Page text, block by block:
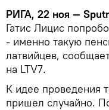
РИГА, 22 ноя —
Гатис Лицис
- именно такую
латвийцев,
на LTV7.
К идее проведения
пришел случайно.